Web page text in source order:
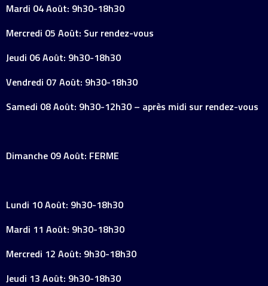
Mardi 04 Août: 9h30-18h30
Mercredi 05 Août: Sur rendez-vous
Jeudi 06 Août: 9h30-18h30
Vendredi 07 Août: 9h30-18h30
Samedi 08 Août: 9h30-12h30 – après midi sur rendez-vous
Dimanche 09 Août: FERME
Lundi 10 Août: 9h30-18h30
Mardi 11 Août: 9h30-18h30
Mercredi 12 Août: 9h30-18h30
Jeudi 13 Août: 9h30-18h30